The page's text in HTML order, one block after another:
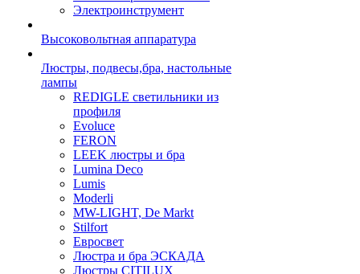
Электроинструмент
Высоковольтная аппаратура
Люстры, подвесы,бра, настольные
лампы
REDIGLE светильники из
профиля
Evoluce
FERON
LEEK люстры и бра
Lumina Deco
Lumis
Moderli
MW-LIGHT, De Markt
Stilfort
Евросвет
Люстра и бра ЭСКАДА
Люстры CITILUX